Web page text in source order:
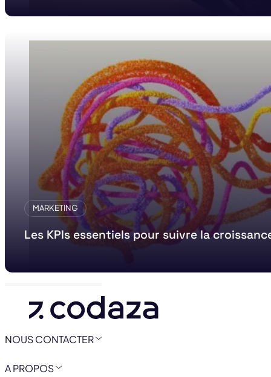
MARKETING
Les KPIs essentiels pour suivre la
NOUS CONTACTER
A PROPOS